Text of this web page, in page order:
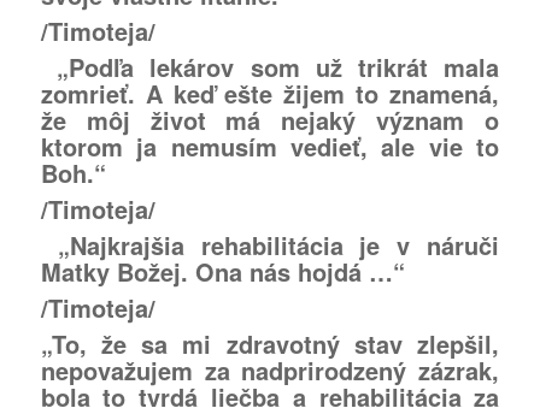
/Timoteja/
„Podľa lekárov som už trikrát mala
zomrieť. A keď ešte žijem to znamená,
že môj život má nejaký význam o
ktorom ja nemusím vedieť, ale vie to
Boh.“
/Timoteja/
„Najkrajšia rehabilitácia je v náruči
Matky Božej. Ona nás hojdá …“
/Timoteja/
„To, že sa mi zdravotný stav zlepšil,
nepovažujem za nadprirodzený zázrak,
bola to tvrdá liečba a rehabilitácia za